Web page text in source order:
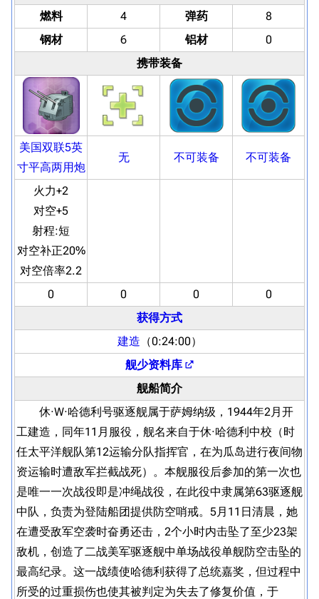
燃料
4 弹药
8
钢材
6 铝材
0
携带装备
美国双联5英
寸平高两用炮
无 不可装备 不可装备
火力+2
对空+5
射程:短
对空补正20%
对空倍率2.2
0
0 0
0
获得方式
建造 （0:24:00）
舰少资料库
舰船简介
休·W·哈德利号驱逐舰属于萨姆纳级，1944年2月开
工建造，同年11月服役，舰名来自于休·哈德利中校（时
任太平洋舰队第12运输分队指挥官，在为瓜岛进行夜间物
资运输时遭敌军拦截战死）。本舰服役后参加的第一次也
是唯一一次战役即是冲绳战役，在此役中隶属第63驱逐舰
中队，负责为登陆船团提供防空哨戒。5月11日清晨，她
在遭受敌军空袭时奋勇还击，2个小时内击坠了至少23架
敌机，创造了二战美军驱逐舰中单场战役单舰防空击坠的
最高纪录。这一战绩使哈德利获得了总统嘉奖，但过程中
所受的过重损伤也使其被判定为失去了修复价值，于